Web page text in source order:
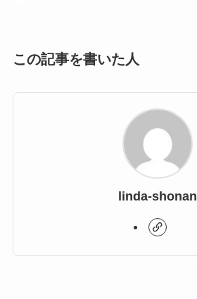
この記事を書いた人
linda-shonan